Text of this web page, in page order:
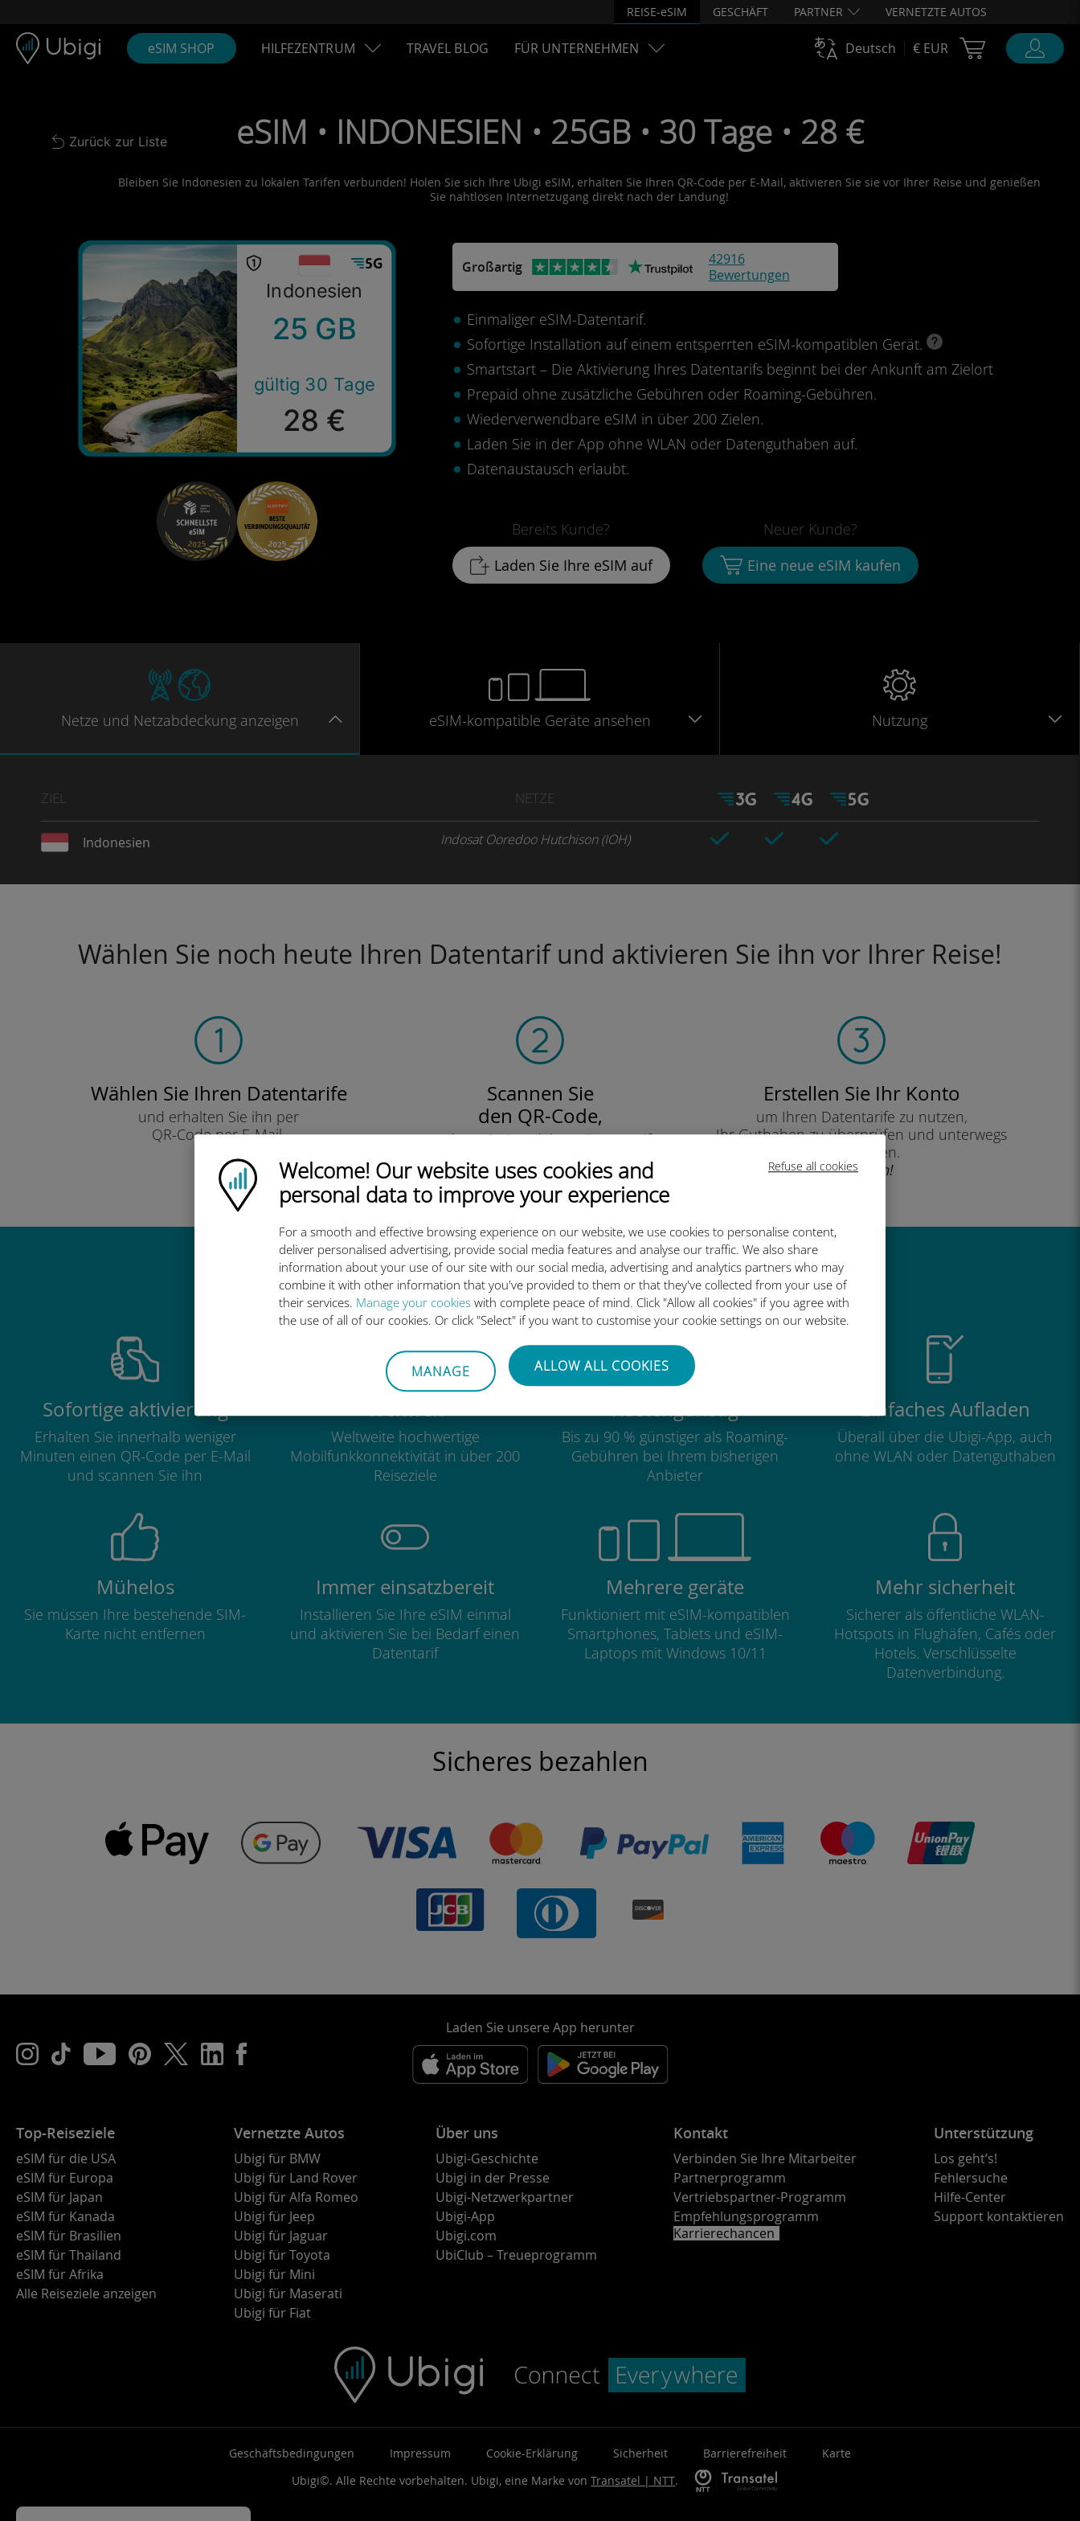
Refuse all cookies
Ubigi logo
Welcome! Our website uses cookies and
personal data to improve your experience
For a smooth and effective browsing experience on our website, we use cookies to personalise content,
deliver personalised advertising, provide social media features and analyse our traffic. We also share
information about your use of our site with our social media, advertising and analytics partners who may
combine it with other information that you've provided to them or that they've collected from your use of
their services. Manage your cookies with complete peace of mind. Click "Allow all cookies" if you agree with
the use of all of our cookies. Or click "Select" if you want to customise your cookie settings on our website.
MANAGE ALLOW ALL COOKIES
REISE-eSIM GESCHÄFT PARTNER VERNETZTE AUTOS
eSIM SHOP HILFEZENTRUM TRAVEL BLOG FÜR UNTERNEHMEN Deutsch € EUR Cart Ubigi
Back to list
Zurück zur Liste eSIM • INDONESIEN • 25GB • 30 Tage • 28 €
Bleiben Sie Indonesien zu lokalen Tarifen verbunden! Holen Sie sich Ihre Ubigi eSIM, erhalten Sie Ihren QR-Code per E-Mail, aktivieren Sie sie vor Ihrer Reise und genießen
Sie nahtlosen Internetzugang direkt nach der Landung!
Indonesien
25 GB
gültig 30 Tage
28 €
Großartig
42916
Bewertungen
Einmaliger eSIM-Datentarif.
Sofortige Installation auf einem entsperrten eSIM-kompatiblen Gerät.
Smartstart – Die Aktivierung Ihres Datentarifs beginnt bei der Ankunft am Zielort
Prepaid ohne zusätzliche Gebühren oder Roaming-Gebühren.
Wiederverwendbare eSIM in über 200 Zielen.
Laden Sie in der App ohne WLAN oder Datenguthaben auf.
Datenaustausch erlaubt.
Bereits Kunde?
Laden Sie Ihre eSIM auf
Neuer Kunde?
Eine neue eSIM kaufen
Netze und Netzabdeckung anzeigen eSIM-kompatible Geräte ansehen Nutzung
ZIEL NETZE
Indonesien Indosat Ooredoo Hutchison (IOH)
Wählen Sie noch heute Ihren Datentarif und aktivieren Sie ihn vor Ihrer Reise!
Wählen Sie Ihren Datentarife
und erhalten Sie ihn per
QR-Code per E-Mail.
Scannen Sie
den QR-Code,
um Ihre eSIM und Ihren Datentarife
zu aktivieren.
Einfach!
Erstellen Sie Ihr Konto
um Ihren Datentarife zu nutzen,
Ihr Guthaben zu überprüfen und unterwegs
aufzuladen.
Genießen!
Warum ist die internationale Ubigi eSIM so großartig
Sofortige aktivierung
Erhalten Sie innerhalb weniger
Minuten einen QR-Code per E-Mail
und scannen Sie ihn
Weltweit
Weltweite hochwertige
Mobilfunkkonnektivität in über 200
Reiseziele
Kostengünstig
Bis zu 90 % günstiger als Roaming-
Gebühren bei Ihrem bisherigen
Anbieter
Einfaches Aufladen
Überall über die Ubigi-App, auch
ohne WLAN oder Datenguthaben
Mühelos
Sie müssen Ihre bestehende SIM-
Karte nicht entfernen
Immer einsatzbereit
Installieren Sie Ihre eSIM einmal
und aktivieren Sie bei Bedarf einen
Datentarif
Mehrere geräte
Funktioniert mit eSIM-kompatiblen
Smartphones, Tablets und eSIM-
Laptops mit Windows 10/11
Mehr sicherheit
Sicherer als öffentliche WLAN-
Hotspots in Flughäfen, Cafés oder
Hotels. Verschlüsselte
Datenverbindung.
Sicheres bezahlen
Laden Sie unsere App herunter
Top-Reiseziele
eSIM für die USA
eSIM für Europa
eSIM für Japan
eSIM für Kanada
eSIM für Brasilien
eSIM für Thailand
eSIM für Afrika
Alle Reiseziele anzeigen
Vernetzte Autos
Ubigi für BMW
Ubigi für Land Rover
Ubigi für Alfa Romeo
Ubigi für Jeep
Ubigi für Jaguar
Ubigi für Toyota
Ubigi für Mini
Ubigi für Maserati
Ubigi für Fiat
Über uns
Ubigi-Geschichte
Ubigi in der Presse
Ubigi-Netzwerkpartner
Ubigi-App
Ubigi.com
UbiClub – Treueprogramm
Kontakt
Verbinden Sie Ihre Mitarbeiter
Partnerprogramm
Vertriebspartner-Programm
Empfehlungsprogramm
Karrierechancen
Unterstützung
Los geht’s!
Fehlersuche
Hilfe-Center
Support kontaktieren
Geschäftsbedingungen Impressum Cookie-Erklärung Sicherheit Barrierefreiheit
Karte
Ubigi©. Alle Rechte vorbehalten. Ubigi, eine Marke vonTransatel | NTT.